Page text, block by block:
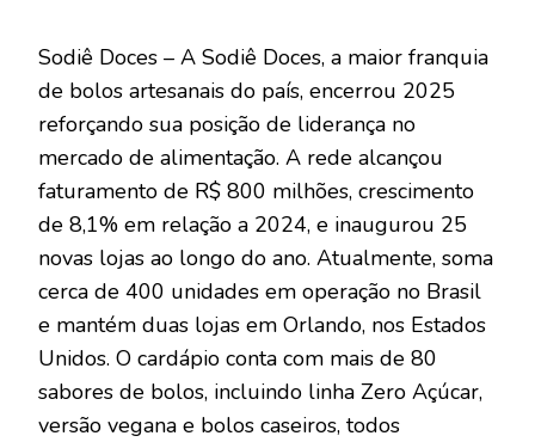
Sodiê Doces – A Sodiê Doces, a maior franquia
de bolos artesanais do país, encerrou 2025
reforçando sua posição de liderança no
mercado de alimentação. A rede alcançou
faturamento de R$ 800 milhões, crescimento
de 8,1% em relação a 2024, e inaugurou 25
novas lojas ao longo do ano. Atualmente, soma
cerca de 400 unidades em operação no Brasil
e mantém duas lojas em Orlando, nos Estados
Unidos. O cardápio conta com mais de 80
sabores de bolos, incluindo linha Zero Açúcar,
versão vegana e bolos caseiros, todos